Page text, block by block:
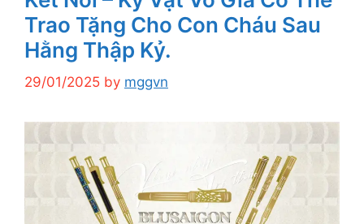
Trao Tặng Cho Con Cháu Sau
Hằng Thập Kỷ.
29/01/2025 by mggvn